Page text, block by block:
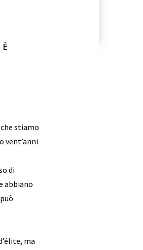
stiamo
vent’anni
di
abbiano
ma